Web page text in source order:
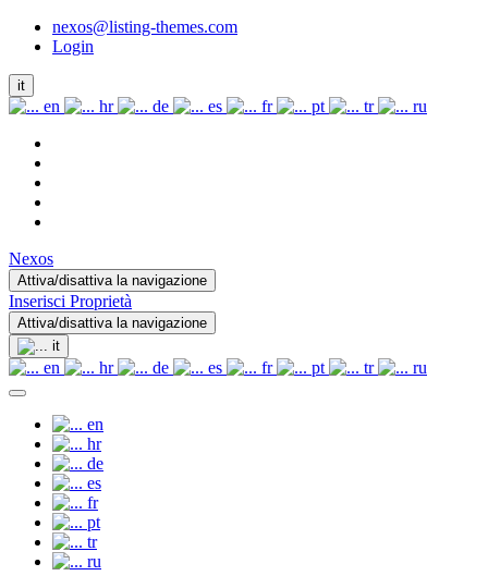
nexos@listing-themes.com
Login
it
en hr de es fr pt tr ru
Nexos
Attiva/disattiva la navigazione
Inserisci Proprietà
Attiva/disattiva la navigazione
it
en hr de es fr pt tr ru
en
hr
de
es
fr
pt
tr
ru